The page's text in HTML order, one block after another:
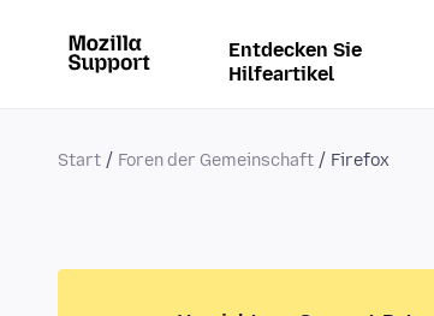
Entdecken Sie
Hilfeartikel
Start Foren der Gemeinschaft Firefox